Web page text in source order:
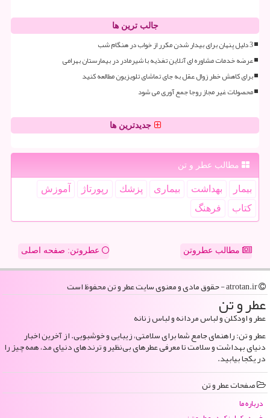
جالب ترین ها
3 دلیل پنهان برای بیدار شدن مکرر از خواب در هنگام شب
عرضه خدمات مشاوره ای آنلاین تغذیه با شیرمادر در بیمارستان بهرامی
برای کاهش خطر زوال عقل به جای تماشای تلویزیون مطالعه کنید
محصولات غیر مجاز روجا جمع آوری می شود
جدیدترین ها
مطالب عطر و تن
بیمار بهداشت بیماری پزشك رپورتاژ
آموزش
كتاب
فرهنگ
مطالب عطروتن عطروتن: صفحه اصلی
عطر و تن
عطر و اودکلن و لباس مردانه و لباس زنانه
عطر و تن: راهنمای جامع شما برای سلامتی، زیبایی و خوشبویی. از آخرین اخبار
دنیای بهداشت و سلامت تا معرفی عطرهای بی‌نظیر و ترندهای دنیای مد، همه چیز را
در یکجا بیابید.
صفحات عطر و تن
درباره ما